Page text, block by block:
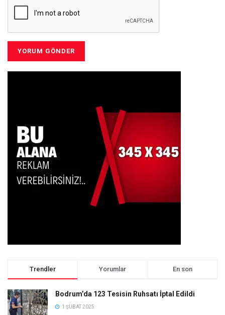
Trendler Yorumlar En son
Bodrum’da 123 Tesisin Ruhsatı İptal Edildi
1 ŞUBAT 2025